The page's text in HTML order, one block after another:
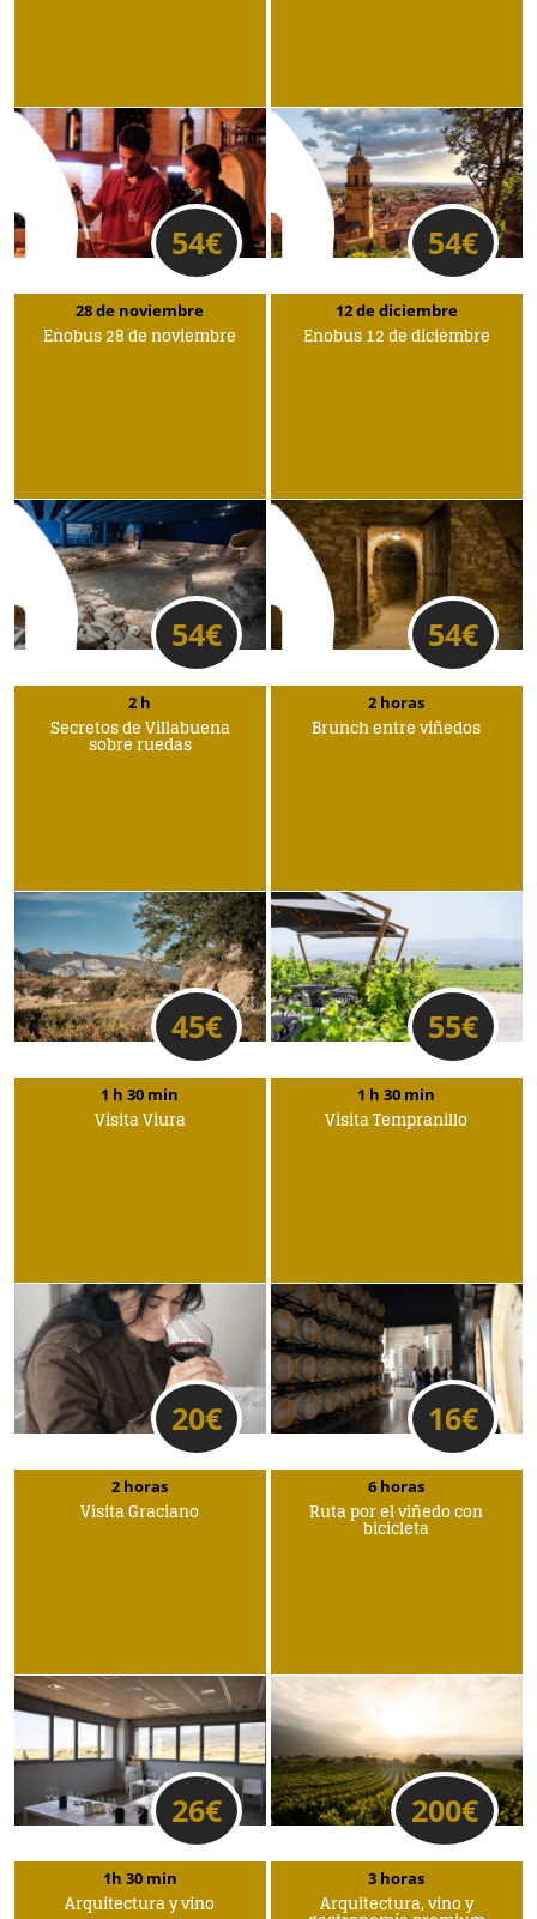
1 h 30 min
Visita Viura
20€
1 h 30 min
Visita Tempranillo
16€
2 horas
Visita Graciano
26€
6 horas
Ruta por el viñedo con
bicicleta
200€
1h 30 min
Arquitectura y vino
3 horas
Arquitectura, vino y
54€ 54€
28 de noviembre
Enobus 28 de noviembre
54€
12 de diciembre
Enobus 12 de diciembre
54€
2 h
Secretos de Villabuena
sobre ruedas
45€
2 horas
Brunch entre viñedos
55€